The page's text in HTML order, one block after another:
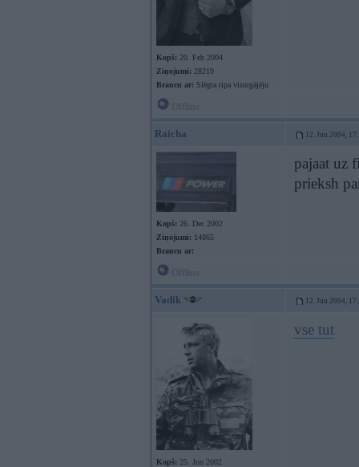
Kopš: 20. Feb 2004
Ziņojumi: 28219
Braucu ar: Slēgta tipa visurgājēju
Raicha 12. Jun 2004,
Kopš: 26. Dec 2002
Ziņojumi: 14865
Braucu ar:
pajaat uz
prieksh
Vadik 12. Jun 2004,
Kopš: 25. Jun 2002
vse tut